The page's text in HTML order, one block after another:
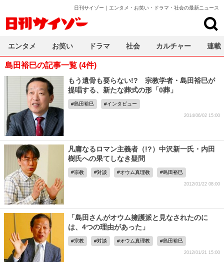
日刊サイゾー｜エンタメ・お笑い・ドラマ・社会の最新ニュース
島田裕巳の記事一覧 (4件)
もう遺骨も要らない!? 宗教学者・島田裕巳が
提唱する、新たな葬式の形「0葬」
島田裕巳 インタビュー
2014/06/02 15:00
凡庸なるロマン主義者（!?）中沢新一氏・内田
樹氏への果てしなき疑問
宗教 対談 オウム真理教 島田裕巳
2012/01/22 08:00
「島田さんがオウム擁護派と見なされたのに
は、4つの理由があった」
宗教 対談 オウム真理教 島田裕巳
2012/01/21 15:00
エンタメ お笑い ドラマ 社会 カルチャー 連載